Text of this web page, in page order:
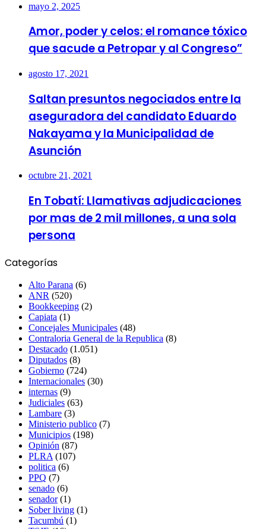
mayo 2, 2025
Amor, poder y celos: el romance tóxico
que sacude a Petropar y al Congreso”
agosto 17, 2021
Saltan presuntos negociados entre la
aseguradora del candidato Eduardo
Nakayama y la Municipalidad de
Asunción
octubre 21, 2021
En Tobatí: Llamativas adjudicaciones
por mas de 2 mil millones, a una sola
persona
Categorías
Alto Parana (6)
ANR (520)
Bookkeeping (2)
Capiata (1)
Concejales Municipales (48)
Contraloria General de la Republica (8)
Destacado (1.051)
Diputados (8)
Gobierno (724)
Internacionales (30)
internas (9)
Judiciales (63)
Lambare (3)
Ministerio publico (7)
Municipios (198)
Opinión (87)
PLRA (107)
politica (6)
PPQ (7)
senado (6)
senador(1)
Sober living (1)
Tacumbú (1)